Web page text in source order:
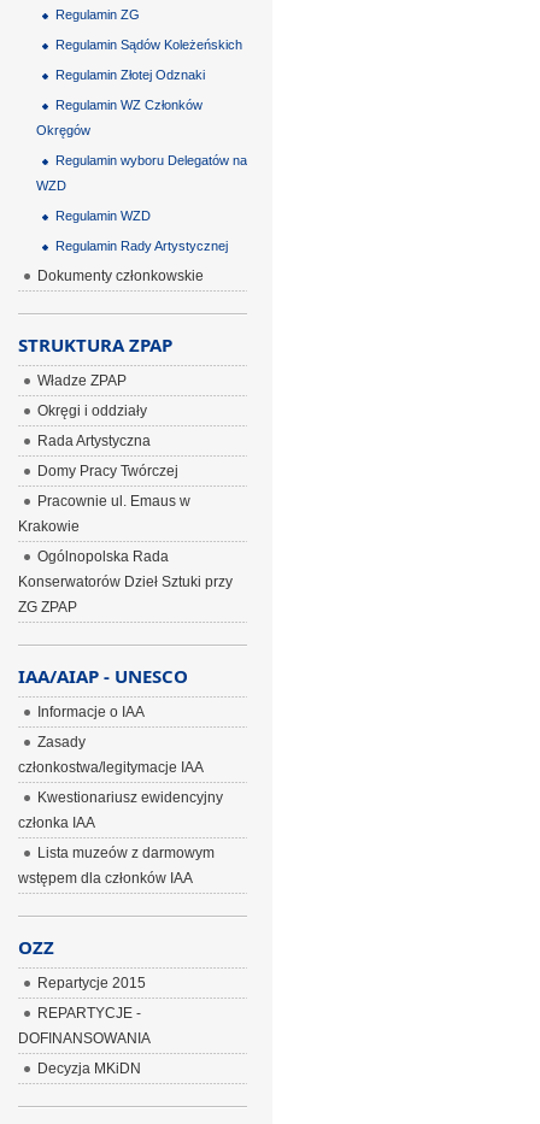
Regulamin ZG
Regulamin Sądów Koleżeńskich
Regulamin Złotej Odznaki
Regulamin WZ Członków
Okręgów
Regulamin wyboru Delegatów na
WZD
Regulamin WZD
Regulamin Rady Artystycznej
Dokumenty członkowskie
STRUKTURA ZPAP
Władze ZPAP
Okręgi i oddziały
Rada Artystyczna
Domy Pracy Twórczej
Pracownie ul. Emaus w
Krakowie
Ogólnopolska Rada
Konserwatorów Dzieł Sztuki przy
ZG ZPAP
IAA/AIAP - UNESCO
Informacje o IAA
Zasady
członkostwa/legitymacje IAA
Kwestionariusz ewidencyjny
członka IAA
Lista muzeów z darmowym
wstępem dla członków IAA
OZZ
Repartycje 2015
REPARTYCJE -
DOFINANSOWANIA
Decyzja MKiDN